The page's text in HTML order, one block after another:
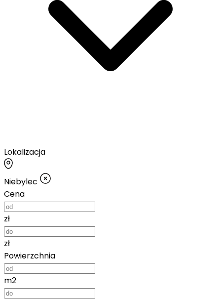
Lokalizacja
Niebylec
Cena
zł
zł
Powierzchnia
m2